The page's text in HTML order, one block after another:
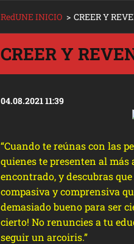
RedUNE INICIO > CREER Y
CREER Y
04.08.2021 11:39
“Cuando te reúnas con las
quienes te presenten al más
encontrado, y descubras
compasiva y comprensiva
demasiado bueno para ser
cierto! No renuncies a tu
seguir un arcoiris.”